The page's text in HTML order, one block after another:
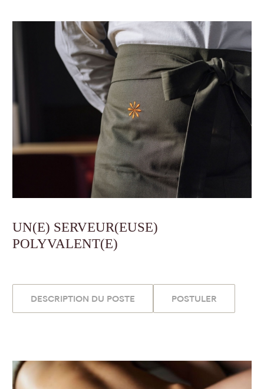
UN(E) SERVEUR(EUSE)
POLYVALENT(E)
DESCRIPTION DU POSTE POSTULER